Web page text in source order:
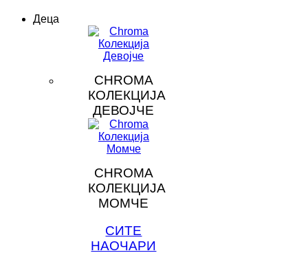
Деца
CHROMA
КОЛЕКЦИЈА
ДЕВОЈЧЕ
CHROMA
КОЛЕКЦИЈА
МОМЧЕ
СИТЕ
НАОЧАРИ